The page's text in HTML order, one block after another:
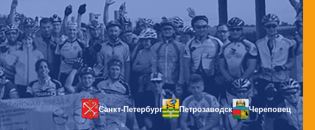
Санкт-Петербург Петрозаводск Череповец